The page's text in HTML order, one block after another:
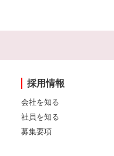
採用情報
会社を知る
社員を知る
募集要項